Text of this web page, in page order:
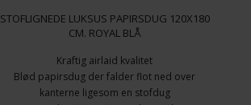
STOFLIGNEDE LUKSUS PAPIRSDUG 120X180
CM. ROYAL BLÅ
Kraftig airlaid kvalitet
Blød papirsdug der falder flot ned over
kanterne ligesom en stofdug